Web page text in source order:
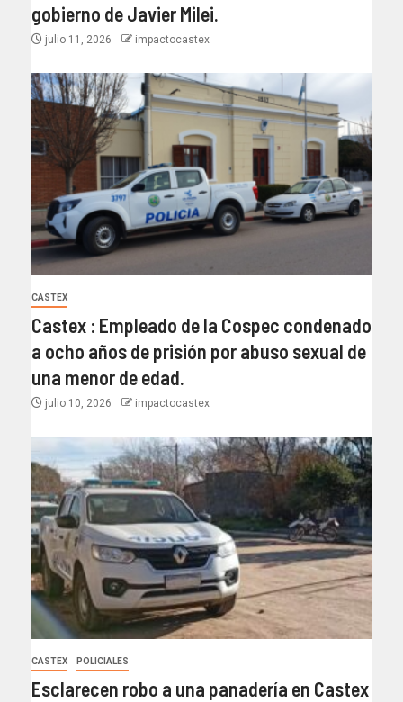
gobierno de Javier Milei.
julio 11, 2026 impactocastex
CASTEX
Castex : Empleado de la Cospec condenado
a ocho años de prisión por abuso sexual de
una menor de edad.
julio 10, 2026 impactocastex
CASTEX POLICIALES
Esclarecen robo a una panadería en Castex